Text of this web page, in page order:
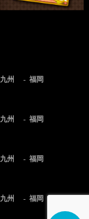
九州 福岡
九州 福岡
九州 福岡
九州 福岡